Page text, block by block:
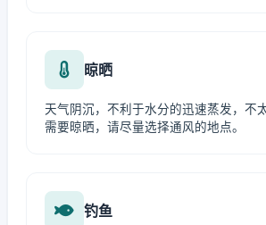
晾晒
天气阴沉，不利于水分的迅速蒸发，不
需要晾晒，请尽量选择通风的地点。
钓鱼